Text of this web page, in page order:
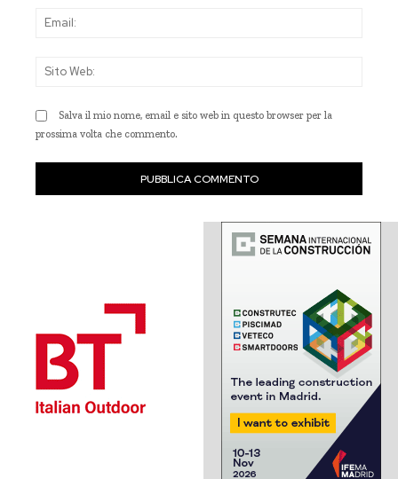
Salva il mio nome, email e sito web in questo browser per la
prossima volta che commento.